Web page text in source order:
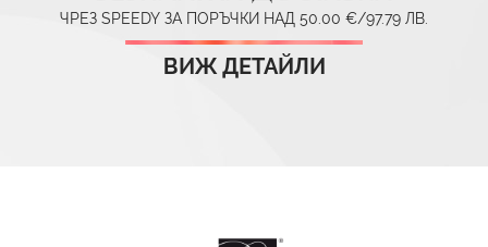
ЧРЕЗ SPEEDY ЗА ПОРЪЧКИ НАД 50.00 €/97.79 ЛВ.
ВИЖ ДЕТАЙЛИ